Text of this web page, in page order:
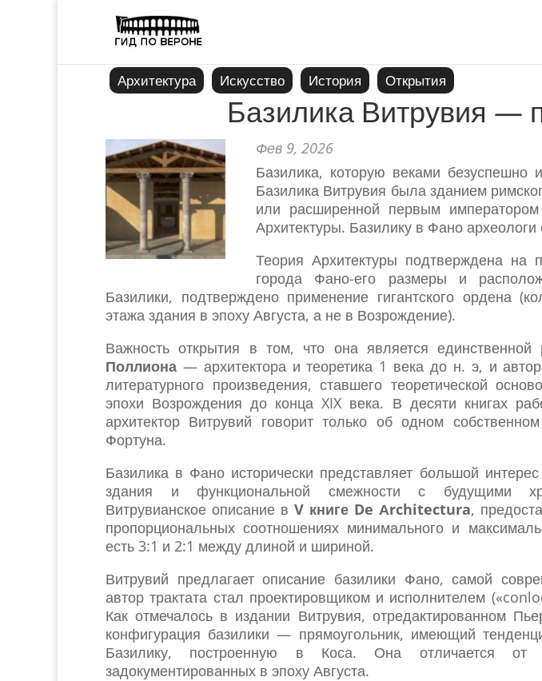
Архитектура Искусство История Открытия
Базилика Витрувия —
Фев 9, 2026
Базилика, которую веками безуспешно
Базилика Витрувия была зданием
или расширенной первым
Архитектуры. Базилику в Фано
Теория Архитектуры подтверждена на
города Фано-его размеры и
Базилики, подтверждено применение гигантского ордена
этажа здания в эпоху Августа, а не в Возрождение).
Важность открытия в том, что она является единственной
Поллиона — архитектора и теоретика 1 века до н. э, и
литературного произведения, ставшего теоретической
эпохи Возрождения до конца XIX века. В десяти книгах
архитектор Витрувий говорит только об одном
Фортуна.
Базилика в Фано исторически представляет большой
здания и функциональной смежности с будущими
Витрувианское описание в V книге De Аrchitectura,
пропорциональных соотношениях минимального и
есть 3:1 и 2:1 между длиной и шириной.
Витрувий предлагает описание базилики Фано, самой
автор трактата стал проектировщиком и исполнителем
Как отмечалось в издании Витрувия, отредактированном
конфигурация базилики — прямоугольник, имеющий
Базилику, построенную в Коса. Она отличается от
задокументированных в эпоху Августа.